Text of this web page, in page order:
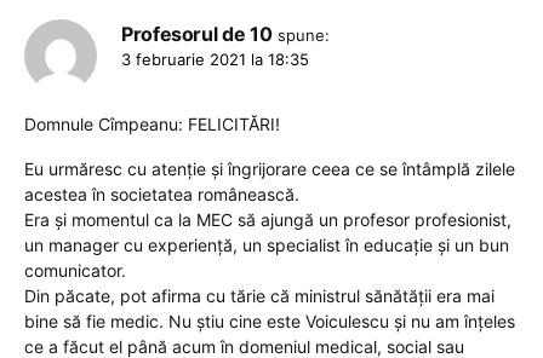
Profesorul de 10 spune:
3 februarie 2021 la 18:35
Domnule Cîmpeanu: FELICITĂRI!
Eu urmăresc cu atenție și îngrijorare ceea ce se întâmplă zilele
acestea în societatea românească.
Era și momentul ca la MEC să ajungă un profesor profesionist,
un manager cu experiență, un specialist în educație și un bun
comunicator.
Din păcate, pot afirma cu tărie că ministrul sănătății era mai
bine să fie medic. Nu știu cine este Voiculescu și nu am înțeles
ce a făcut el până acum în domeniul medical, social sau